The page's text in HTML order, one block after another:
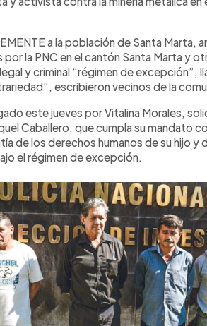
a la población de Santa Marta,
la PNC en el cantón Santa Marta y
y criminal “régimen de excepción”,
escribieron vecinos de la
este jueves por Vitalina Morales,
Caballero, que cumpla su mandato
de los derechos humanos de su hijo y
el régimen de excepción.